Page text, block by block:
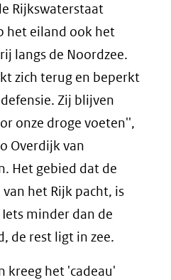
Rijkswaterstaat
het eiland ook het
langs de Noordzee.
zich terug en beperkt
Zij blijven
onze droge voeten'',
Overdijk van
Het gebied dat de
het Rijk pacht, is
minder dan de
de rest ligt in zee.
kreeg het 'cadeau'